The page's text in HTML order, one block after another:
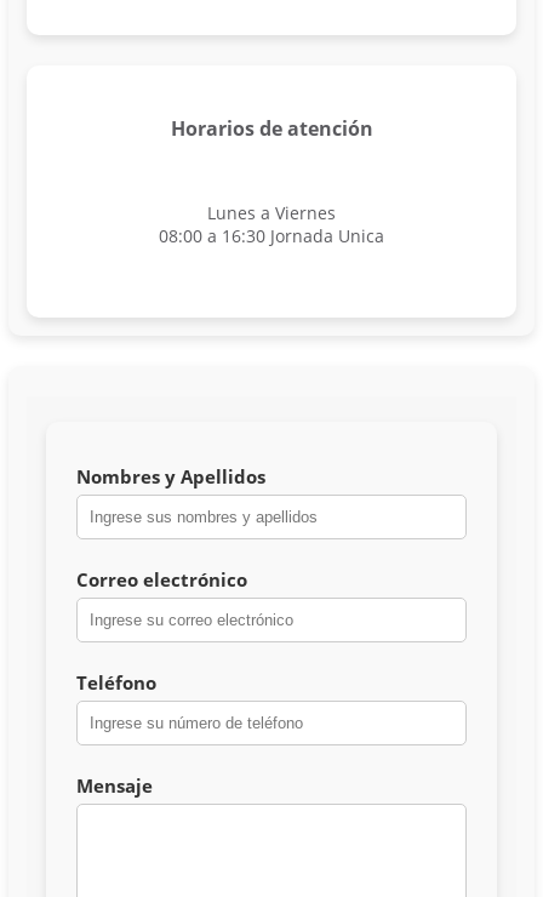
Horarios de atención
Lunes a Viernes
08:00 a 16:30 Jornada Unica
Nombres y Apellidos
Correo electrónico
Teléfono
Mensaje